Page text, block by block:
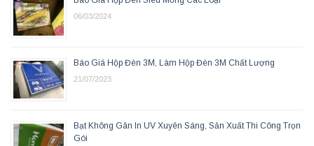
06/03/2024
Báo Giá Hộp Đèn 3M, Làm Hộp Đèn 3M Chất Lượng
21/07/2023
Bạt Không Gân In UV Xuyên Sáng, Sản Xuất Thi Công Trọn
Gói